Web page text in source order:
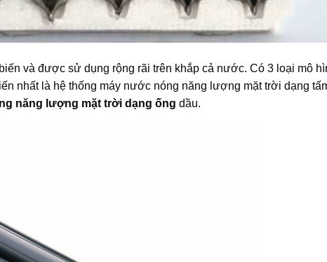
và được sử dụng rộng rãi trên khắp cả nước. Có 3 loại mô
nhất là hệ thống máy nước nóng năng lượng mặt trời dạng
năng lượng mặt trời dạng ống dầu.